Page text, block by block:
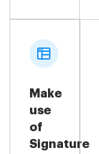
Make
use
of
Signature